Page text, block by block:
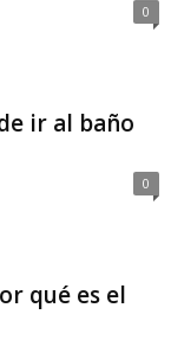
0
ir al baño
0
qué es el